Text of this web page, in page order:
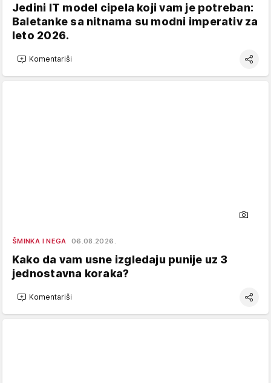
Jedini IT model cipela koji vam je potreban:
Baletanke sa nitnama su modni imperativ za
leto 2026.
Komentariši
ŠMINKA I NEGA 06.08.2026.
Kako da vam usne izgledaju punije uz 3
jednostavna koraka?
Komentariši